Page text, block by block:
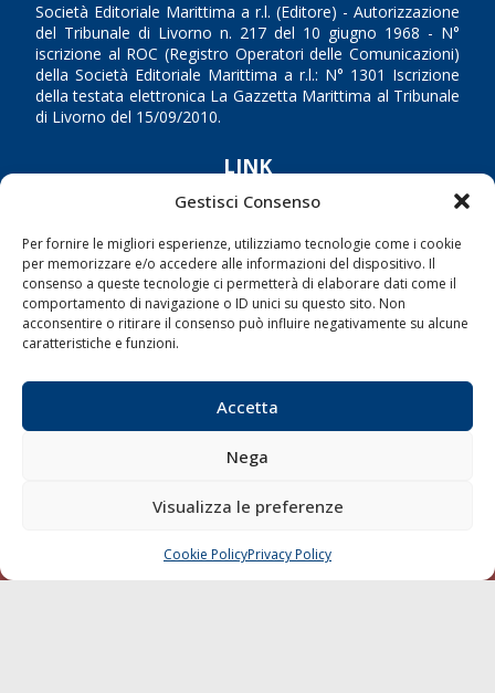
Gestisci Consenso
Per fornire le migliori esperienze, utilizziamo tecnologie come i cookie
per memorizzare e/o accedere alle informazioni del dispositivo. Il
consenso a queste tecnologie ci permetterà di elaborare dati come il
comportamento di navigazione o ID unici su questo sito. Non
acconsentire o ritirare il consenso può influire negativamente su alcune
caratteristiche e funzioni.
Accetta
Nega
Visualizza le preferenze
Cookie PolicyPrivacy Policy
Società Editoriale Marittima a r.l. (Editore) - Autorizzazione
del Tribunale di Livorno n. 217 del 10 giugno 1968 - N°
iscrizione al ROC (Registro Operatori delle Comunicazioni)
della Società Editoriale Marittima a r.l.: N° 1301 Iscrizione
della testata elettronica La Gazzetta Marittima al Tribunale
di Livorno del 15/09/2010.
LINK
Porti/Interporti
Trasporti
Varie
Compagnie di Navigazione
Blue economy
Diporto
Contatti
CHIAMA SCRIVI